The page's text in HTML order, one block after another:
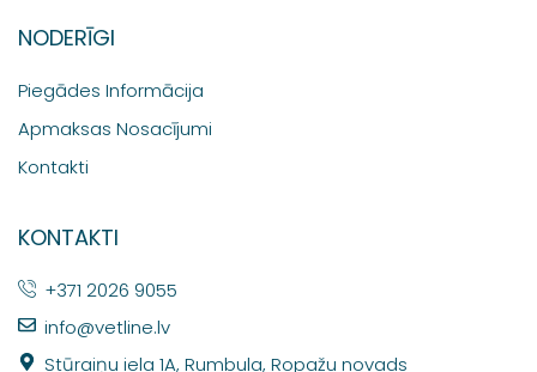
NODERĪGI
Piegādes Informācija
Apmaksas Nosacījumi
Kontakti
KONTAKTI
+371 2026 9055
info@vetline.lv
Stūraiņu iela 1A, Rumbula, Ropažu novads